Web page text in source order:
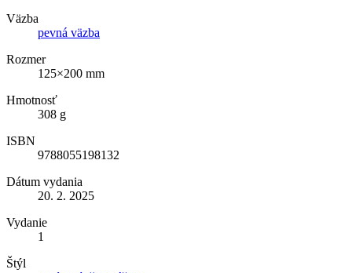
Väzba
pevná väzba
Rozmer
125×200 mm
Hmotnosť
308 g
ISBN
9788055198132
Dátum vydania
20. 2. 2025
Vydanie
1
Štýl